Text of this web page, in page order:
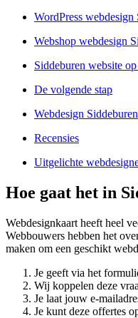
WordPress webdesign
Webshop webdesign
Siddeburen website
De volgende stap
Webdesign
Recensies
Uitgelichte
Hoe gaat het in
Webdesignkaart heeft heel
Webbouwers hebben het
maken om een geschikt
Je geeft via het
Wij koppelen deze
Je laat jouw e-
Je kunt deze offertes